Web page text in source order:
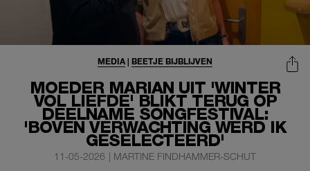
MOEDER MARIAN UIT 'WINTER
VOL LIEFDE' BLIKT TERUG OP
DEELNAME SONGFESTIVAL:
'BOVEN VERWACHTING WERD IK
GESELECTEERD'
MEDIA | BEETJE BIJBLIJVEN
11-05-2026 | MARTINE FINDHAMMER-SCHUT